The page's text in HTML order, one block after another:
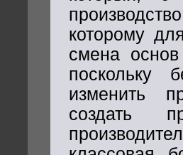
которому
смена
поскольку
изменить
создать